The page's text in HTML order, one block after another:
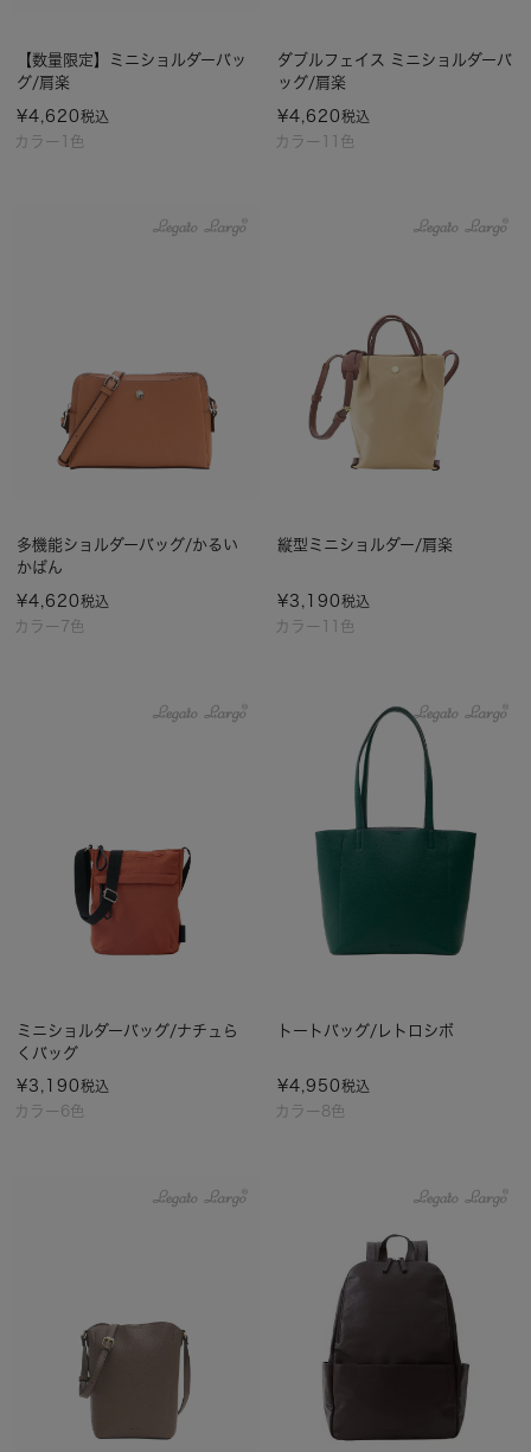
カラー1色
【数量限定】ミニショルダーバッ
グ/肩楽
¥4,620税込
カラー11色
ダブルフェイス ミニショルダーバ
ッグ/肩楽
¥4,620税込
カラー7色
多機能ショルダーバッグ/かるい
かばん
¥4,620税込
カラー11色
縦型ミニショルダー/肩楽
¥3,190税込
カラー6色
ミニショルダーバッグ/ナチュら
くバッグ
¥3,190税込
カラー8色
トートバッグ/レトロシボ
¥4,950税込